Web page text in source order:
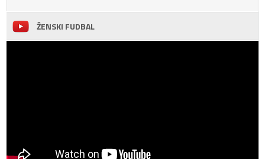
ŽENSKI FUDBAL